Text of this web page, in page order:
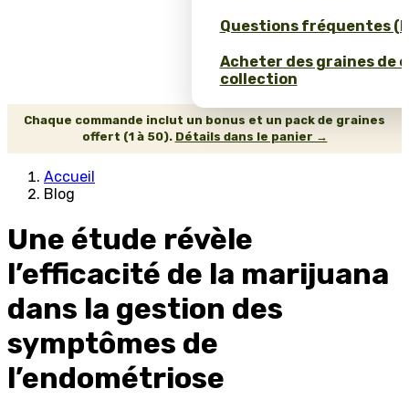
Questions fréquentes
Acheter des graines de
collection
Chaque commande inclut un bonus et un pack de graines
offert (1 à 50). Détails dans le panier →
Accueil
Blog
Une étude révèle
l’efficacité de la marijuana
dans la gestion des
symptômes de
l’endométriose